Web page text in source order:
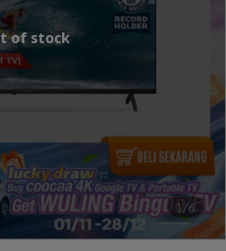
1/6
of stock